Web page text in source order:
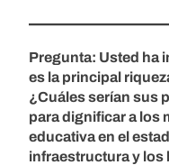
Pregunta: Usted ha
es la principal
¿Cuáles serían sus
para dignificar a los
educativa en el
infraestructura y los